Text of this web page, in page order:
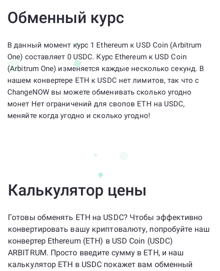
Обменный курс
В данный момент курс 1 Ethereum к USD Coin (Arbitrum
One) составляет 0 USDC. Курс Ethereum к USD Coin
(Arbitrum One) изменяется каждые несколько секунд. В
нашем конвертере ETH к USDC нет лимитов, так что с
ChangeNOW вы можете обменивать сколько угодно
монет Нет ограничений для свопов ETH на USDC,
меняйте когда угодно и сколько угодно!
Калькулятор цены
Готовы обменять ETH на USDC? Чтобы эффективно
конвертировать вашу криптовалюту, попробуйте наш
конвертер Ethereum (ETH) в USD Coin (USDC)
ARBITRUM. Просто введите сумму в ETH, и наш
калькулятор ETH в USDC покажет вам обменный